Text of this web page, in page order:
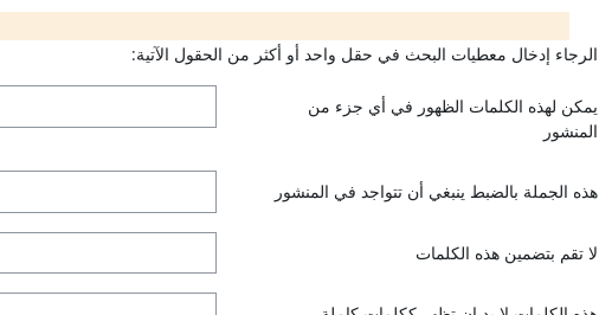
الكتل
الكتل الكتل
الرجاء إدخال معطيات البحث في حقل واحد أو أكثر من الحقول الآتية:
يمكن لهذه الكلمات الظهور في أي جزء من
المنشور
هذه الجملة بالضبط ينبغي أن تتواجد في المنشور
لا تقم بتضمين هذه الكلمات